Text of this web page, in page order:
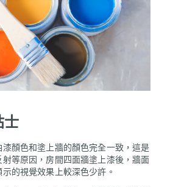
士
顏色和塗上牆的顏色完全一致，這是
等原因，房間四面牆塗上漆後，牆面
的視覺效果上較深色少許。